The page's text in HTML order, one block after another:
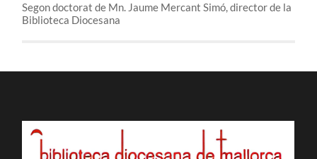
Segon doctorat de Mn. Jaume Mercant Simó, director de la
Biblioteca Diocesana